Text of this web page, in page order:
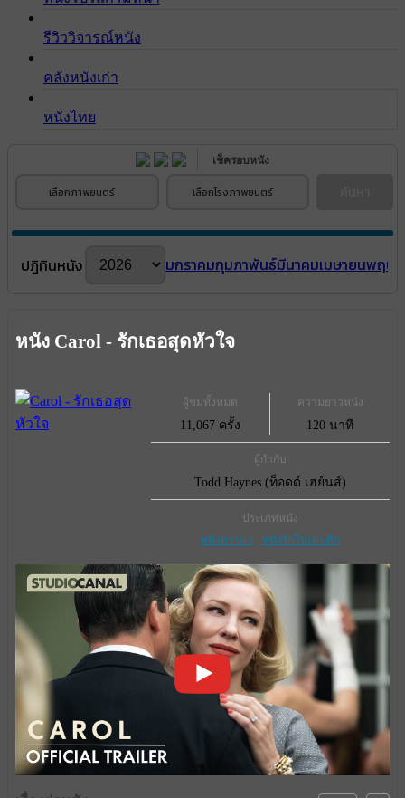
รีวิววิจารณ์หนัง
คลังหนังเก่า
หนังไทย
เช็ครอบหนัง
เลือกภาพยนตร์ เลือกโรงภาพยนตร์
ปฎิทินหนัง มกราคมกุมภาพันธ์มีนาคมเมษายนพฤษ
ผู้ชมทั้งหมด
11,067 ครั้ง
ความยาวหนัง
120 นาที
ผู้กำกับ
Todd Haynes (ท็อดด์ เฮย์นส์)
ประเภทหนัง
หนังดราม่า
หนังรักโรแมนติก
หนัง Carol - รักเธอสุดหัวใจ